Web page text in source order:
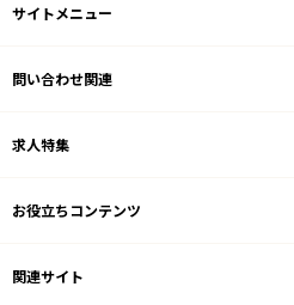
サイトメニュー
問い合わせ関連
求人特集
お役立ちコンテンツ
関連サイト